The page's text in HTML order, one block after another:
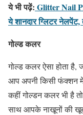
ये भी पढ़ें: Glitter Nail
ये शानदार ग्लिटर
गोल्ड कलर
गोल्ड कलर ऐसा होता
आप अपनी किसी फंक्शन
कहीं गोल्डन कलर भी है
साथ आपके नाखूनों की